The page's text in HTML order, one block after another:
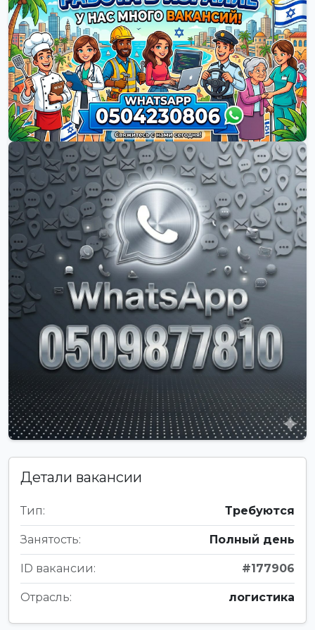
Детали вакансии
Тип: Требуются
Занятость: Полный день
ID вакансии: #177906
Отрасль: логистика